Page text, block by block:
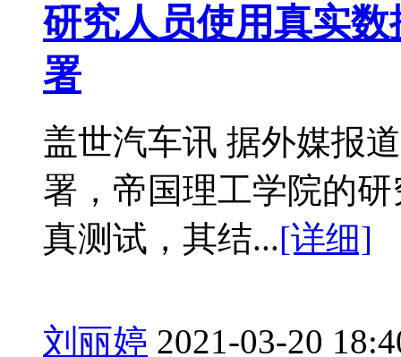
研究人员使用真实
署
盖世汽车讯 据外媒报
署，帝国理工学院的
真测试，其结...[详细]
刘丽婷 2021-03-20